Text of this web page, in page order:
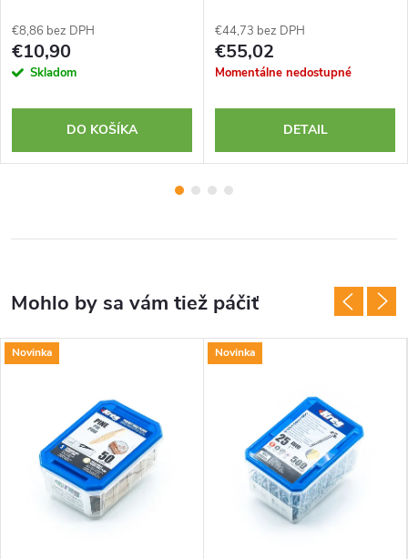
€8,86 bez DPH
€10,90
Skladom
DO KOŠÍKA
€44,73 bez DPH
€55,02
Momentálne nedostupné
DETAIL
Novinka Novinka